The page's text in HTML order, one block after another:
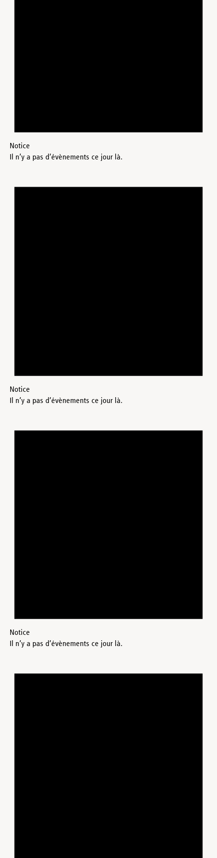
Notice
Il n’y a pas d’évènements ce jour là.
Notice
Il n’y a pas d’évènements ce jour là.
Notice
Il n’y a pas d’évènements ce jour là.